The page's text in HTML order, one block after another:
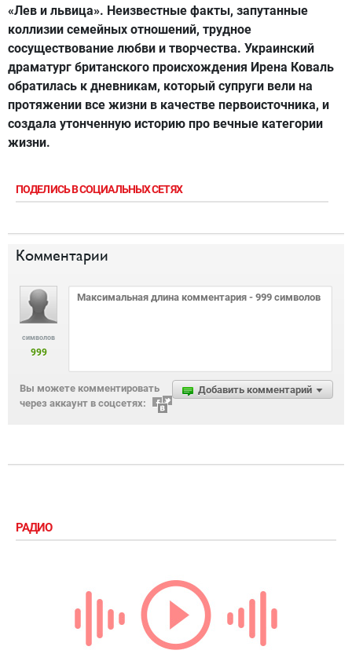
«Лев и львица». Неизвестные факты, запутанные
коллизии семейных отношений, трудное
сосуществование любви и творчества. Украинский
драматург британского происхождения Ирена Коваль
обратилась к дневникам, который супруги вели на
протяжении все жизни в качестве первоисточника, и
создала утонченную историю про вечные категории
жизни.
ПОДЕЛИСЬ В СОЦИАЛЬНЫХ СЕТЯХ
Комментарии
символов
999
Добавить комментарий
Вы можете комментировать
через аккаунт в соцсетях:
РАДИО